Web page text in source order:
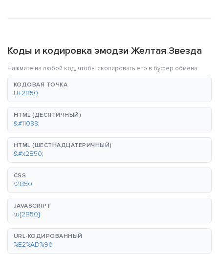
Коды и кодировка эмодзи Желтая Звезда
Нажмите на любой код, чтобы скопировать его в буфер обмена.
КОДОВАЯ ТОЧКА
U+2B50
HTML (ДЕСЯТИЧНЫЙ)
&#11088;
HTML (ШЕСТНАДЦАТЕРИЧНЫЙ)
&#x2B50;
CSS
\2B50
JAVASCRIPT
\u{2B50}
URL-КОДИРОВАННЫЙ
%E2%AD%90